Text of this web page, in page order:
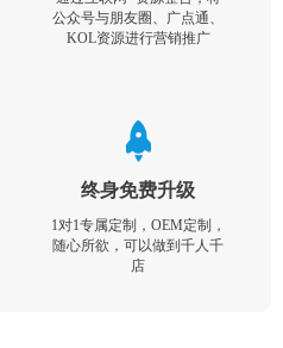
公众号与朋友圈、广点通、
KOL资源进行营销推广
终身免费升级
1对1专属定制，OEM定制，
随心所欲，可以做到千人千
店